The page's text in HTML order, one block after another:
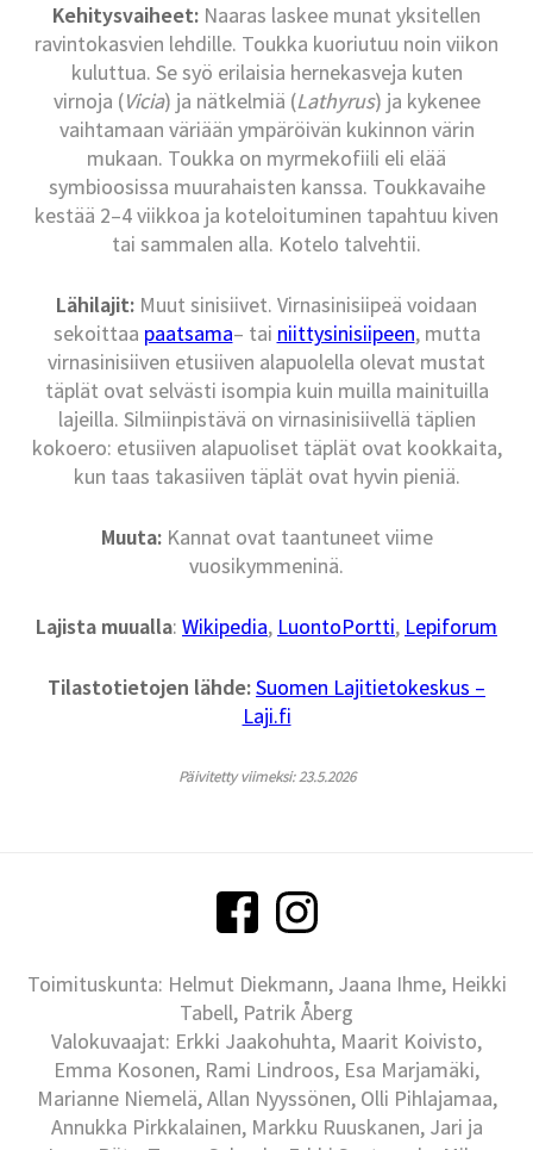
Kehitysvaiheet: Naaras laskee munat yksitellen
ravintokasvien lehdille. Toukka kuoriutuu noin viikon
kuluttua. Se syö erilaisia hernekasveja kuten
virnoja (Vicia) ja nätkelmiä (Lathyrus) ja kykenee
vaihtamaan väriään ympäröivän kukinnon värin
mukaan. Toukka on myrmekofiili eli elää
symbioosissa muurahaisten kanssa. Toukkavaihe
kestää 2–4 viikkoa ja koteloituminen tapahtuu kiven
tai sammalen alla. Kotelo talvehtii.
Lähilajit: Muut sinisiivet. Virnasinisiipeä voidaan
sekoittaa paatsama– tai niittysinisiipeen, mutta
virnasinisiiven etusiiven alapuolella olevat mustat
täplät ovat selvästi isompia kuin muilla mainituilla
lajeilla. Silmiinpistävä on virnasinisiivellä täplien
kokoero: etusiiven alapuoliset täplät ovat kookkaita,
kun taas takasiiven täplät ovat hyvin pieniä.
Muuta:Kannat ovat taantuneet viime
vuosikymmeninä.
Lajista muualla: Wikipedia, LuontoPortti, Lepiforum
Tilastotietojen lähde:Suomen Lajitietokeskus –
Laji.fi
Päivitetty viimeksi: 23.5.2026
Toimituskunta: Helmut Diekmann, Jaana Ihme, Heikki
Tabell, Patrik Åberg
Valokuvaajat: Erkki Jaakohuhta, Maarit Koivisto,
Emma Kosonen, Rami Lindroos, Esa Marjamäki,
Marianne Niemelä, Allan Nyyssönen, Olli Pihlajamaa,
Annukka Pirkkalainen, Markku Ruuskanen, Jari ja